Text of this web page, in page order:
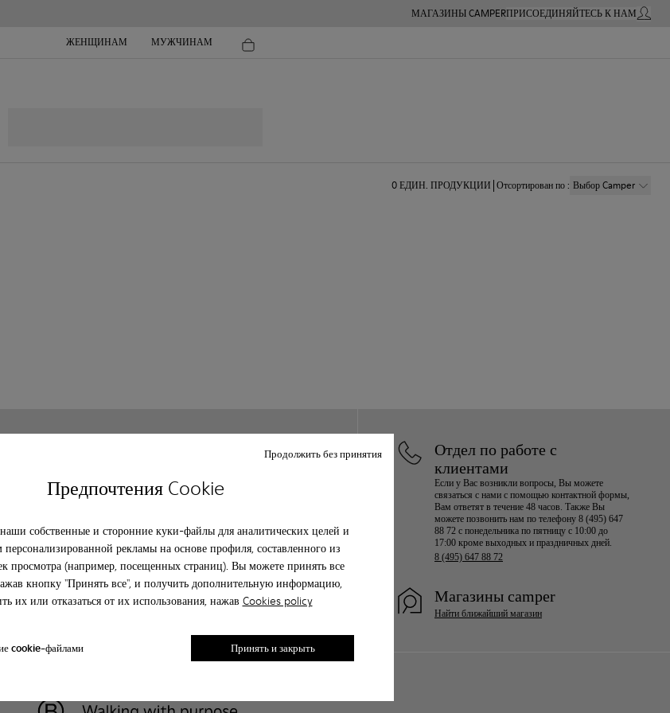
Предпочтения Cookie
собственные и сторонние куки-файлы для аналитических целей и
персонализированной рекламы на основе профиля, составленного из
просмотра (например, посещенных страниц). Вы можете принять все
кнопку "Принять все", и получить дополнительную информацию,
их или отказаться от их использования, нажав Cookies policy
cookie-файлами
Продолжить без принятия
Принять и закрыть
МАГАЗИНЫ CAMPERПРИСОЕДИНЯЙТЕСЬ К НАММОЙ
ЖЕНЩИНАМ МУЖЧИНАМ
0ЕДИН. ПРОДУКЦИИ Отсортирован по: Выбор Camper
конфиденциальности
Camper together
Blog
Отдел по работе с
клиентами
Если у Вас возникли вопросы, Вы можете
связаться с нами с помощью контактной формы,
Вам ответят в течение 48 часов. Также Вы
можете позвонить нам по телефону 8 (495) 647
88 72 с понедельника по пятницу с 10:00 до
17:00 кроме выходных и праздничных дней.
8 (495) 647 88 72
Магазины camper
Найти ближайший магазин